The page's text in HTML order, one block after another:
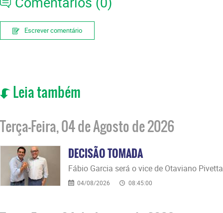
Escrever comentário
Leia também
Terça-Feira, 04 de Agosto de 2026
DECISÃO TOMADA
Fábio Garcia será o vice de Otaviano Pivetta
04/08/2026 08:45:00